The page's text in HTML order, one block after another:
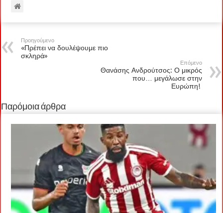
Προηγούμενο
«Πρέπει να δουλέψουμε πιο
σκληρά»
Επόμενο
Θανάσης Ανδρούτσος: Ο μικρός
που… μεγάλωσε στην
Ευρώπη!
Παρόμοια άρθρα